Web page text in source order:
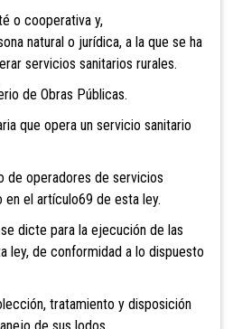
o cooperativa y,
natural o jurídica, a la que se ha
servicios sanitarios rurales.
de Obras Públicas.
que opera un servicio sanitario
operadores de servicios
en el artículo69 de esta ley.
dicte para la ejecución de las
ley, de conformidad a lo dispuesto
tratamiento y disposición